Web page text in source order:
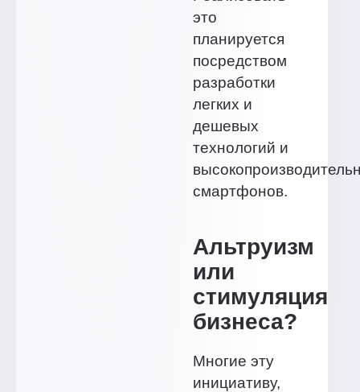
это
планируется
посредством
разработки
легких и
дешевых
технологий и
смартфонов.
Альтруизм
или
стимуляция
бизнеса?
Многие эту
инициативу,